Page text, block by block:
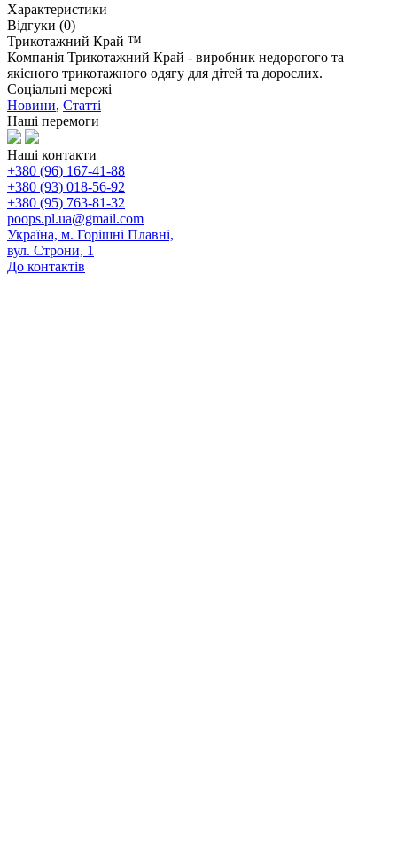
Характеристики
Відгуки (0)
Трикотажний Край ™
Компанія Трикотажний Край - виробник недорогого та
якісного трикотажного одягу для дітей та дорослих.
Соціальні мережі
Новини, Статті
Наші перемоги
Наші контакти
+380 (96) 167-41-88
+380 (93) 018-56-92
+380 (95) 763-81-32
poops.pl.ua@gmail.com
Україна, м. Горішні Плавні,
вул. Строни, 1
До контактів